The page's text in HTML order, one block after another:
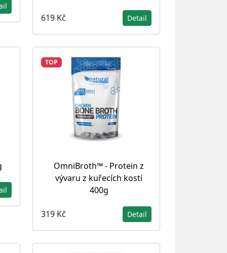
619 Kč Detail
TOP
OmniBroth™ - Protein z
vývaru z kuřecích kostí
400g
319 Kč Detail